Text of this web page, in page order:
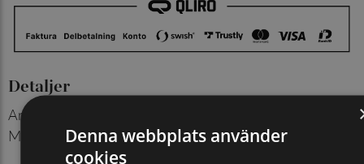
Detaljer
Artikelnummer
Material
80% Bomull, 15%
Denna webbplats använder
cookies